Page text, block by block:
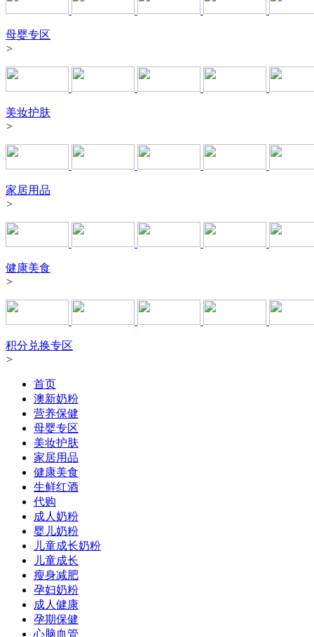
母婴专区
>
美妆护肤
>
家居用品
>
健康美食
>
积分兑换专区
>
首页
澳新奶粉
营养保健
母婴专区
美妆护肤
家居用品
健康美食
生鲜红酒
代购
成人奶粉
婴儿奶粉
儿童成长奶粉
儿童成长
瘦身减肥
孕妇奶粉
成人健康
孕期保健
心脑血管